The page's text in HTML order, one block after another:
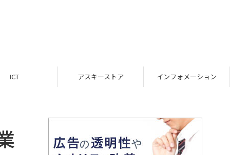
ICT アスキーストア インフォメーション